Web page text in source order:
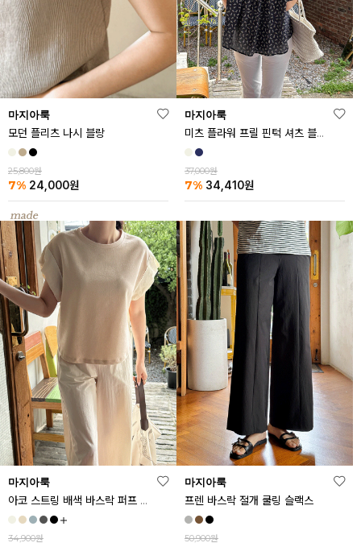
마지아룩
모던 플리츠 나시 블랑
25,800원
7% 24,000원
마지아룩
미츠 플라워 프릴 핀턱 셔츠 블라우스
37,000원
7% 34,410원
마지아룩
아코 스트링 배색 바스락 퍼프 반팔티
34,900원
마지아룩
프렌 바스락 절개 쿨링 슬랙스
50,900원